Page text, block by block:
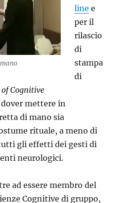
line e
per il
rilascio
di
stampa
di
Cognitive
mettere in
di mano sia
rituale, a meno di
gli effetti dei gesti di
neurologici.
ad essere membro del
Cognitive di gruppo,